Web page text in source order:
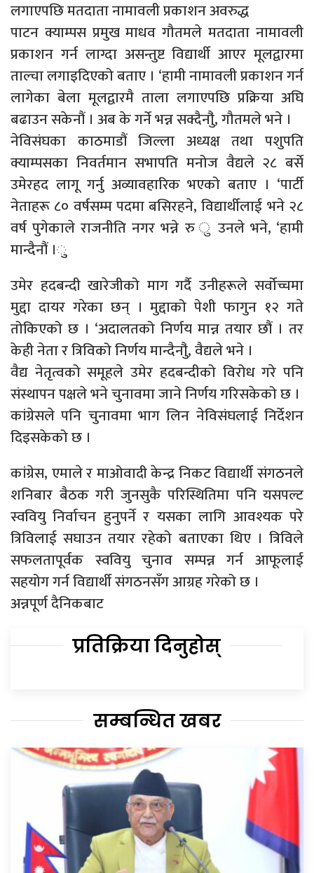
लगाएपछि मतदाता नामावली प्रकाशन अवरुद्ध
पाटन क्याम्पस प्रमुख माधव गौतमले मतदाता नामावली
प्रकाशन गर्न लाग्दा असन्तुष्ट विद्यार्थी आएर मूलद्वारमा
ताल्चा लगाइदिएको बताए । ‘हामी नामावली प्रकाशन गर्न
लागेका बेला मूलद्वारमै ताला लगाएपछि प्रक्रिया अघि
बढाउन सकेनौं । अब के गर्ने भन्न सक्दैनौुं, गौतमले भने ।
नेविसंघका काठमाडौं जिल्ला अध्यक्ष तथा पशुपति
क्याम्पसका निवर्तमान सभापति मनोज वैद्यले २८ बर्से
उमेरहद लागू गर्नु अव्यावहारिक भएको बताए । ‘पार्टी
नेताहरू ८० वर्षसम्म पदमा बसिरहने, विद्यार्थीलाई भने २८
वर्ष पुगेकाले राजनीति नगर भन्ने रु ु उनले भने, ‘हामी
मान्दैनौं ।ु
उमेर हदबन्दी खारेजीको माग गर्दै उनीहरूले सर्वोच्चमा
मुद्दा दायर गरेका छन् । मुद्दाको पेशी फागुन १२ गते
तोकिएको छ । ‘अदालतको निर्णय मान्न तयार छौं । तर
केही नेता र त्रिविको निर्णय मान्दैनौुं, वैद्यले भने ।
वैद्य नेतृत्वको समूहले उमेर हदबन्दीको विरोध गरे पनि
संस्थापन पक्षले भने चुनावमा जाने निर्णय गरिसकेको छ ।
कांग्रेसले पनि चुनावमा भाग लिन नेविसंघलाई निर्देशन
दिइसकेको छ ।
कांग्रेस, एमाले र माओवादी केन्द्र निकट विद्यार्थी संगठनले
शनिबार बैठक गरी जुनसुकै परिस्थितिमा पनि यसपल्ट
स्ववियु निर्वाचन हुनुपर्ने र यसका लागि आवश्यक परे
त्रिविलाई सघाउन तयार रहेको बताएका थिए । त्रिविले
सफलतापूर्वक स्ववियु चुनाव सम्पन्न गर्न आफूलाई
सहयोग गर्न विद्यार्थी संगठनसँग आग्रह गरेको छ ।
अन्नपूर्ण दैनिकबाट
प्रतिक्रिया दिनुहोस्
सम्बन्धित खबर